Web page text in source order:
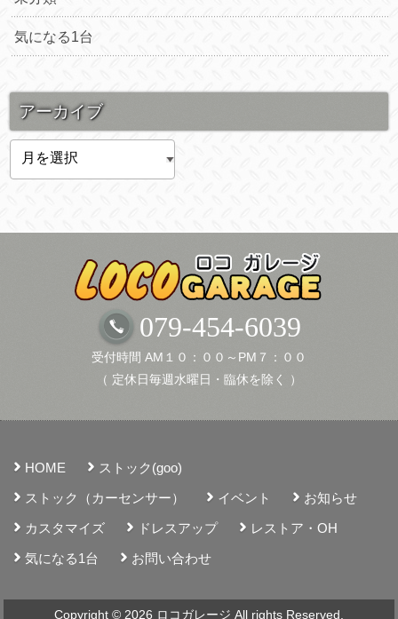
気になる1台
アーカイブ
ブ
079-454-6039
受付時間 AM１０：００～PM７：００
（ 定休日毎週水曜日・臨休を除く ）
HOME
ストック(goo)
ストック（カーセンサー）
イベント
お知らせ
カスタマイズ
ドレスアップ
レストア・OH
気になる1台
お問い合わせ
Copyright © 2026 ロコガレージ All rights Reserved.